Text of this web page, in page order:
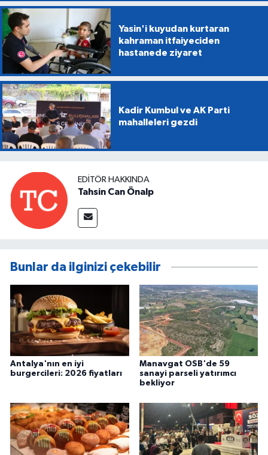
Yasin'i kuyudan kurtaran
kahraman itfaiyeciden
hastanede ziyaret
Kadir Kumbul ve AK Parti
mahalleleri gezdi
EDITÖR HAKKINDA
Tahsin Can Önalp
Bunlar da ilginizi çekebilir
Antalya'nın en iyi
burgercileri: 2026 fiyatları
Manavgat OSB'de 59
sanayi parseli yatırımcı
bekliyor